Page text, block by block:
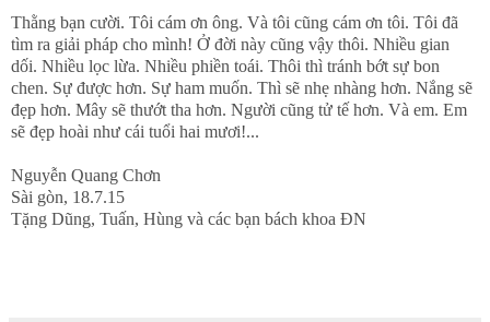
Thằng bạn cười. Tôi cám ơn ông. Và tôi cũng cám ơn tôi. Tôi đã
tìm ra giải pháp cho mình! Ở đời này cũng vậy thôi. Nhiều gian
dối. Nhiều lọc lừa. Nhiều phiền toái. Thôi thì tránh bớt sự bon
chen. Sự được hơn. Sự ham muốn. Thì sẽ nhẹ nhàng hơn. Nắng sẽ
đẹp hơn. Mây sẽ thướt tha hơn. Người cũng tử tế hơn. Và em. Em
sẽ đẹp hoài như cái tuổi hai mươi!...
Nguyễn Quang Chơn
Sài gòn, 18.7.15
Tặng Dũng, Tuấn, Hùng và các bạn bách khoa ĐN